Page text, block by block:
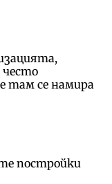
често
там се намира
постройки